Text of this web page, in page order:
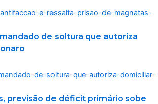
de soltura que autoriza
previsão de déficit primário sobe